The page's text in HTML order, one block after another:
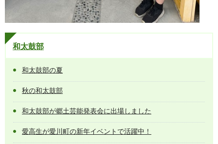
和太鼓部
和太鼓部の夏
秋の和太鼓部
和太鼓部が郷土芸能発表会に出場しました
愛高生が愛川町の新年イベントで活躍中！